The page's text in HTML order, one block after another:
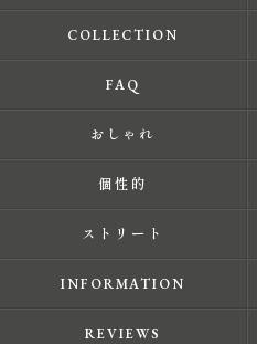
COLLECTION
FAQ
おしゃれ
個性的
ストリート
INFORMATION
REVIEWS